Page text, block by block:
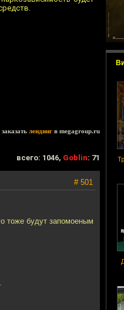
заказать лендинг в megagroup.ru
всего: 1046, Goblin: 71
# 501
тоже будут запомоеным